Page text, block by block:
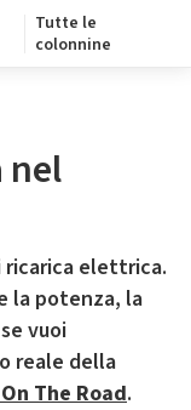
Tutte le
colonnine
nel
ricarica elettrica.
la potenza, la
vuoi
reale della
The Road.